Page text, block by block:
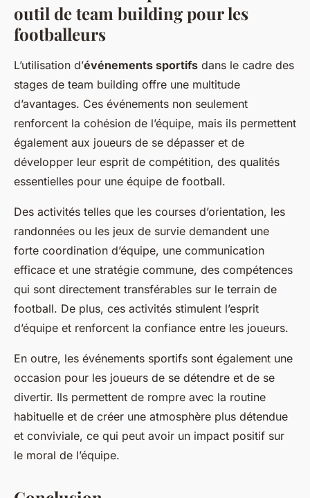
outil de team building pour les
footballeurs
L’utilisation d’événements sportifs dans le cadre des
stages de team building offre une multitude
d’avantages. Ces événements non seulement
renforcent la cohésion de l’équipe, mais ils permettent
également aux joueurs de se dépasser et de
développer leur esprit de compétition, des qualités
essentielles pour une équipe de football.
Des activités telles que les courses d’orientation, les
randonnées ou les jeux de survie demandent une
forte coordination d’équipe, une communication
efficace et une stratégie commune, des compétences
qui sont directement transférables sur le terrain de
football. De plus, ces activités stimulent l’esprit
d’équipe et renforcent la confiance entre les joueurs.
En outre, les événements sportifs sont également une
occasion pour les joueurs de se détendre et de se
divertir. Ils permettent de rompre avec la routine
habituelle et de créer une atmosphère plus détendue
et conviviale, ce qui peut avoir un impact positif sur
le moral de l’équipe.